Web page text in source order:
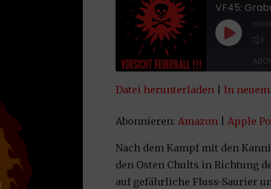
Play
RSS FEED
TEILEN
LINK
EMBED
Datei herunterladen |In
Abonnieren:Amazon |Apple
Nach dem Kampf mit den
den Osten Chults in Richtung
auf gefährliche Fluss-Saurier